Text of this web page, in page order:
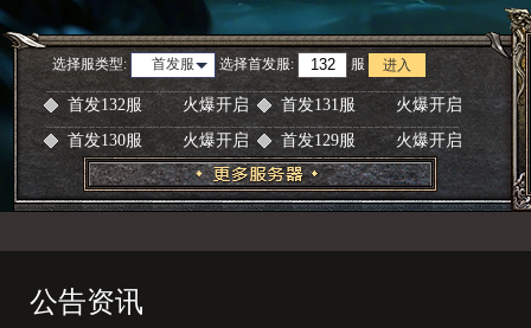
选择服类型: 首发服 选择首发服: 服 进入
首发132服 火爆开启 首发131服
火爆开启
首发130服
火爆开启 首发129服 火爆开启
公告资讯